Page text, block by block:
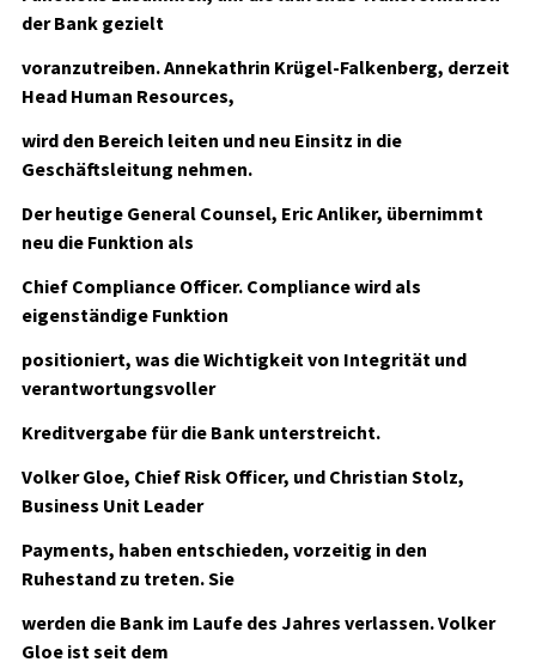
der Bank gezielt
voranzutreiben. Annekathrin Krügel-Falkenberg, derzeit
Head Human Resources,
wird den Bereich leiten und neu Einsitz in die
Geschäftsleitung nehmen.
Der heutige General Counsel, Eric Anliker, übernimmt
neu die Funktion als
Chief Compliance Officer. Compliance wird als
eigenständige Funktion
positioniert, was die Wichtigkeit von Integrität und
verantwortungsvoller
Kreditvergabe für die Bank unterstreicht.
Volker Gloe, Chief Risk Officer, und Christian Stolz,
Business Unit Leader
Payments, haben entschieden, vorzeitig in den
Ruhestand zu treten. Sie
werden die Bank im Laufe des Jahres verlassen. Volker
Gloe ist seit dem